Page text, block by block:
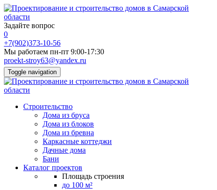
Задайте вопрос
0
+7(902)373-10-56
Мы работаем пн-пт 9:00-17:30
proekt-stroy63@yandex.ru
Toggle navigation
Строительство
Дома из бруса
Дома из блоков
Дома из бревна
Каркасные коттеджи
Дачные дома
Бани
Каталог проектов
Площадь строения
до 100 м²